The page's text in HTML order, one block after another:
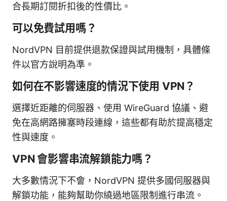
合長期訂閱折扣後的性價比。
可以免費試用嗎？
NordVPN 目前提供退款保證與試用機制，具體條
件以官方說明為準。
如何在不影響速度的情況下使用 VPN？
選擇近距離的伺服器、使用 WireGuard 協議、避
免在高網路擁塞時段連線，這些都有助於提高穩定
性與速度。
VPN 會影響串流解鎖能力嗎？
大多數情況下不會，NordVPN 提供多國伺服器與
解鎖功能，能夠幫助你繞過地區限制進行串流。